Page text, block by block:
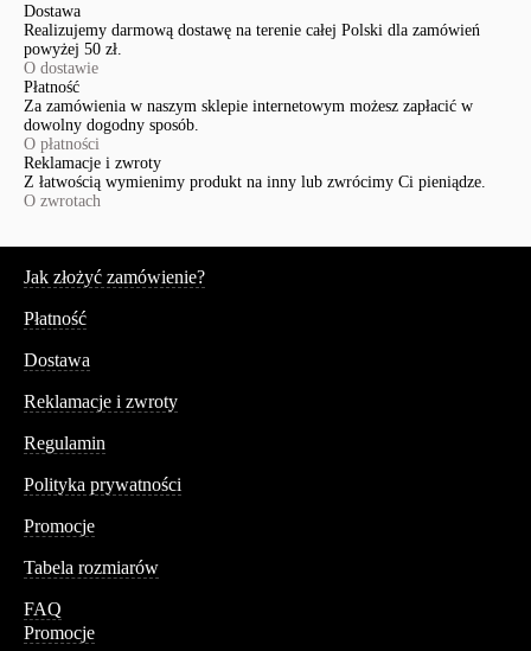
Dostawa
Realizujemy darmową dostawę na terenie całej Polski dla zamówień
powyżej 50 zł.
O dostawie
Płatność
Za zamówienia w naszym sklepie internetowym możesz zapłacić w
dowolny dogodny sposób.
O płatności
Reklamacje i zwroty
Z łatwością wymienimy produkt na inny lub zwrócimy Ci pieniądze.
O zwrotach
Jak złożyć zamówienie?
Płatność
Dostawa
Reklamacje i zwroty
Regulamin
Polityka prywatności
Promocje
Tabela rozmiarów
FAQ
Promocje